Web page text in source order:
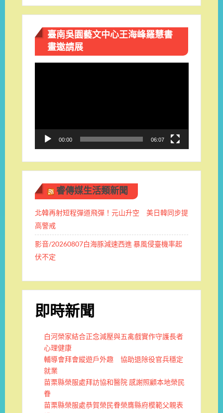
臺南吳園藝文中心王海峰羅慧書
畫邀請展
00:00 06:07
睿傳媒生活類新聞
北韓再射短程彈道飛彈！元山升空 美日韓同步提
高警戒
影音/20260807白海豚減速西進 暴風侵臺機率起
伏不定
即時新聞
白河榮家結合正念減壓與五禽戲實作守護長者
心理健康
輔導會拜會縱遊戶外趣 協助退除役官兵穩定
就業
苗栗縣榮服處拜訪協和醫院 感謝照顧本地榮民
眷
苗栗縣榮服處恭賀榮民眷榮膺縣府模範父親表